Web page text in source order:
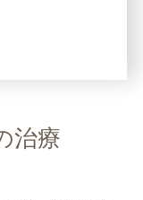
治療